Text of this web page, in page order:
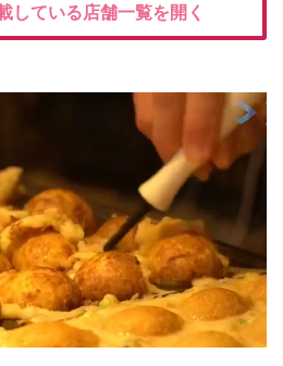
している店舗一覧を開く